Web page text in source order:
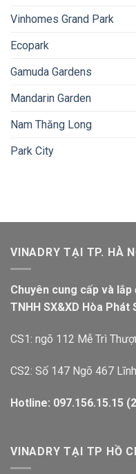
Vinhomes Grand Park
Ecopark
Gamuda Gardens
Mandarin Garden
Nam Thăng Long
Park City
VINADRY TẠI TP. HÀ
Chuyên cung cấp và
TNHH SX&XD Hòa Phát
CS1: ngõ 112 Mễ Trì
CS2: Số 147 Ngõ 467
Hotline: 097.156.15.15
VINADRY TẠI TP HỒ